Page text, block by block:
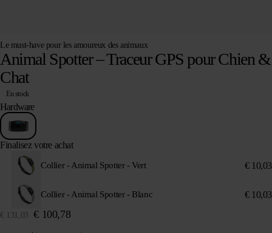
Le must-have pour les amoureux des animaux
Animal Spotter – Traceur GPS pour Chien &
Chat
En stock
Hardware
Finalisez votre achat
Collier - Animal Spotter - Vert €10,03
Collier - Animal Spotter - Blanc €10,03
€ 131,03 € 100,78